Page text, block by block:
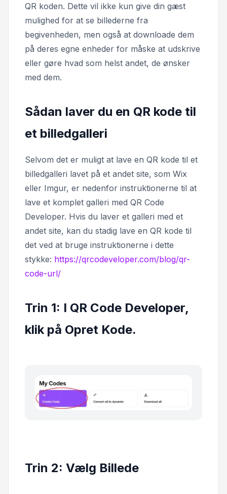
QR koden. Dette vil ikke kun give din gæst
mulighed for at se billederne fra
begivenheden, men også at downloade dem
på deres egne enheder for måske at udskrive
eller gøre hvad som helst andet, de ønsker
med dem.
Sådan laver du en QR kode til
et billedgalleri
Selvom det er muligt at lave en QR kode til et
billedgalleri lavet på et andet site, som Wix
eller Imgur, er nedenfor instruktionerne til at
lave et komplet galleri med QR Code
Developer. Hvis du laver et galleri med et
andet site, kan du stadig lave en QR kode til
det ved at bruge instruktionerne i dette
stykke: https://qrcodeveloper.com/blog/qr-
code-url/
Trin 1: I QR Code Developer,
klik på Opret Kode.
Trin 2: Vælg Billede